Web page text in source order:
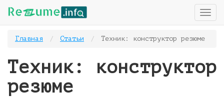
T
o
e
Главная Статьи Техник: конструктор резюме
Техник: конструктор
резюме